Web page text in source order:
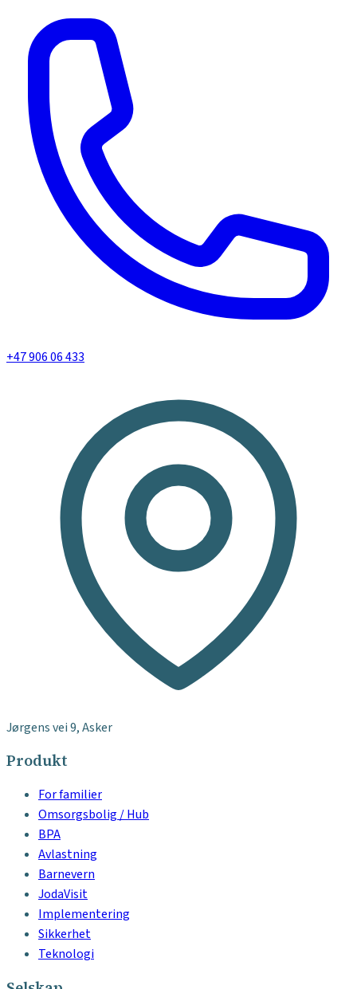
+47 906 06 433
Jørgens vei 9, Asker
Produkt
For familier
Omsorgsbolig / Hub
BPA
Avlastning
Barnevern
JodaVisit
Implementering
Sikkerhet
Teknologi